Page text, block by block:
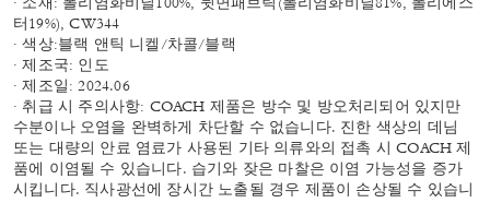
· 소재: 폴리염화비닐100%, 뒷면패브릭(폴리염화비닐81%, 폴리에스
터19%), CW344
· 색상:블랙 앤틱 니켈/차콜/블랙
· 제조국: 인도
· 제조일: 2024.06
· 취급 시 주의사항: COACH 제품은 방수 및 방오처리되어 있지만
수분이나 오염을 완벽하게 차단할 수 없습니다. 진한 색상의 데님
또는 대량의 안료 염료가 사용된 기타 의류와의 접촉 시 COACH 제
품에 이염될 수 있습니다. 습기와 잦은 마찰은 이염 가능성을 증가
시킵니다. 직사광선에 장시간 노출될 경우 제품이 손상될 수 있습니